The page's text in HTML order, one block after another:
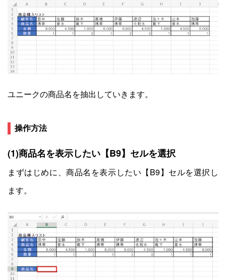
ユニークの商品名を抽出していきます。
操作方法
(1)商品名を表示したい【B9】セルを選択
まずはじめに、商品名を表示したい【B9】セルを選択し
ます。